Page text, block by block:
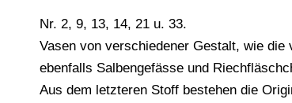
Nr. 2, 9, 13, 14, 21 u. 33.
Vasen von verschiedener Gestalt, wie
ebenfalls Salbengefässe und
Aus dem letzteren Stoff bestehen die